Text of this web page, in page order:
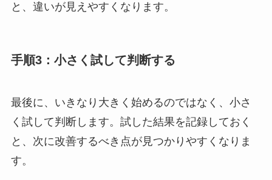
と、違いが見えやすくなります。
手順3：小さく試して判断する
最後に、いきなり大きく始めるのではなく、小さ
く試して判断します。試した結果を記録しておく
と、次に改善するべき点が見つかりやすくなりま
す。